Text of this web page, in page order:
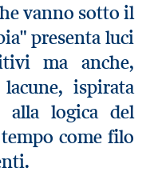
vanno sotto il
presenta luci
ma anche,
ispirata
alla logica del
come filo